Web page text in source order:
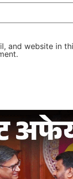
and website in